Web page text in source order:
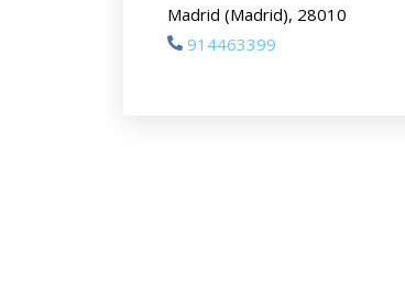
Madrid (Madrid), 28010
914463399